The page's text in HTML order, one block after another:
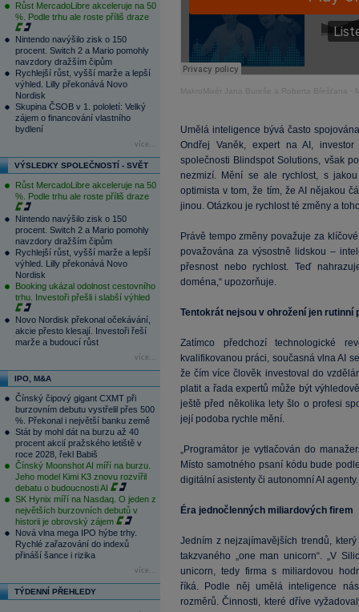
Růst MercadoLibre akceleruje na 50
%. Podle trhu ale roste příliš draze
Nintendo navýšilo zisk o 150
procent. Switch 2 a Mario pomohly
navzdory dražším čipům
Rychlejší růst, vyšší marže a lepší
výhled. Lilly překonává Novo
Nordisk
Skupina ČSOB v 1. pololetí: Velký
zájem o financování vlastního
bydlení
více...
VÝSLEDKY SPOLEČNOSTÍ - SVĚT
Růst MercadoLibre akceleruje na 50
%. Podle trhu ale roste příliš draze
Nintendo navýšilo zisk o 150
procent. Switch 2 a Mario pomohly
navzdory dražším čipům
Rychlejší růst, vyšší marže a lepší
výhled. Lilly překonává Novo
Nordisk
Booking ukázal odolnost cestovního
trhu. Investoři přešli i slabší výhled
Novo Nordisk překonal očekávání,
akcie přesto klesají. Investoři řeší
marže a budoucí růst
více...
IPO, M&A
Čínský čipový gigant CXMT při
burzovním debutu vystřelil přes 500
%. Překonal i největší banku země
Stát by mohl dát na burzu až 40
procent akcií pražského letiště v
roce 2028, řekl Babiš
Čínský Moonshot AI míří na burzu.
Jeho model Kimi K3 znovu rozvířil
debatu o budoucnosti AI
SK Hynix míří na Nasdaq. O jeden z
největších burzovních debutů v
historii je obrovský zájem
Nová vlna mega IPO hýbe trhy.
Rychlé zařazování do indexů
přináší šance i rizika
více...
TÝDENNÍ PŘEHLEDY
MakroMixér Jana Bureše a Roberta Břešťana
Umělá inteligence bývá často
Ondřej Vaněk, expert na AI,
společnosti Blindspot Solutions, však
nezmizí. Mění se ale rychlost, s
optimista v tom, že tím, že AI nějakou
jinou. Otázkou je rychlost té změny a
Právě tempo změny považuje za
považována za výsostně lidskou –
přesnost nebo rychlost. Teď
doména,“ upozorňuje.
Tentokrát nejsou v ohrožení jen rutinní
Zatímco předchozí technologické
kvalifikovanou práci, současná vlna AI
že čím více člověk investoval do
platit a řada expertů může být
ještě před několika lety šlo o profesi
její podoba rychle mění.
„Programátor je vytlačován do
Místo samotného psaní kódu bude
digitální asistenty či autonomní AI agenty.
Éra jednočlenných miliardových firem
Jedním z nejzajímavějších trendů,
takzvaného „one man unicorn“. „V
unicorn, tedy firma s miliardovou
říká. Podle něj umělá inteligence
rozměrů. Činnosti, které dříve